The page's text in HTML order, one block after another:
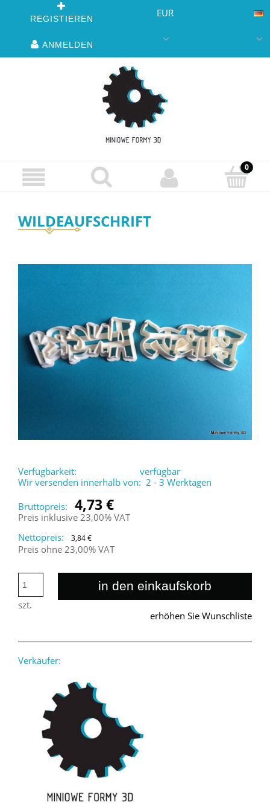
REGISTIEREN
ANMELDEN
EUR
WILDEAUFSCHRIFT
Verfügbarkeit:
verfügbar
Wir versenden innerhalb von: 2 - 3 Werktagen
Bruttopreis:
4,73 €
Preis inklusive 23,00% VAT
Nettopreis:
3,84 €
Preis ohne 23,00% VAT
szt.
in den einkaufskorb
erhöhen Sie Wunschliste
Verkäufer: